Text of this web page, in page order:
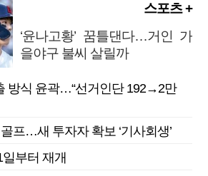
스포츠 +
‘윤나고황’ 꿈틀댄다…거인 가
을야구 불씨 살릴까
방식 윤곽…“선거인단 192→2만
프…새 투자자 확보 ‘기사회생’
부터 재개